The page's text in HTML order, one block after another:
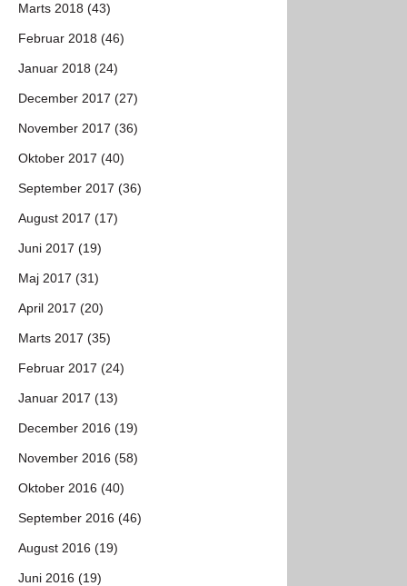
Marts 2018 (43)
Februar 2018 (46)
Januar 2018 (24)
December 2017 (27)
November 2017 (36)
Oktober 2017 (40)
September 2017 (36)
August 2017 (17)
Juni 2017 (19)
Maj 2017 (31)
April 2017 (20)
Marts 2017 (35)
Februar 2017 (24)
Januar 2017 (13)
December 2016 (19)
November 2016 (58)
Oktober 2016 (40)
September 2016 (46)
August 2016 (19)
Juni 2016 (19)